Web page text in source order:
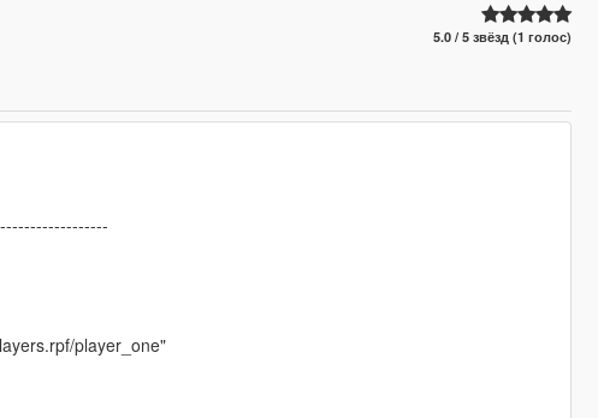
5.0 / 5 звёзд (1 голос)
player_one"